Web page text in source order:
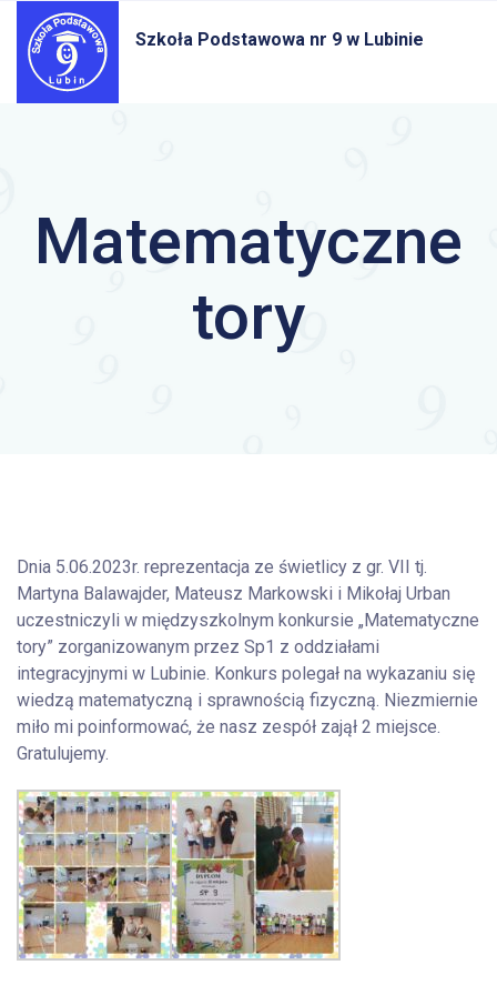
Szkoła Podstawowa nr 9 w Lubinie
Matematyczne
tory
Dnia 5.06.2023r. reprezentacja ze świetlicy z gr. VII tj.
Martyna Balawajder, Mateusz Markowski i Mikołaj Urban
uczestniczyli w międzyszkolnym konkursie „Matematyczne
tory” zorganizowanym przez Sp1 z oddziałami
integracyjnymi w Lubinie. Konkurs polegał na wykazaniu się
wiedzą matematyczną i sprawnością fizyczną. Niezmiernie
miło mi poinformować, że nasz zespół zajął 2 miejsce.
Gratulujemy.